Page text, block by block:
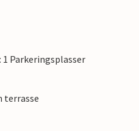
Parkeringsplasser
terrasse